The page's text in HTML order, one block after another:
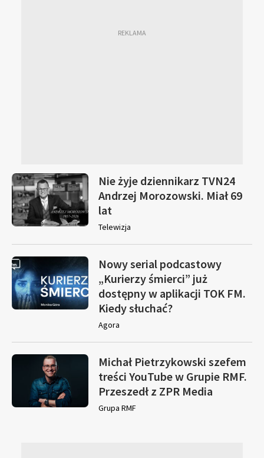
Nie żyje dziennikarz TVN24
Andrzej Morozowski. Miał 69
lat
Telewizja
Nowy serial podcastowy
„Kurierzy śmierci” już
dostępny w aplikacji TOK FM.
Kiedy słuchać?
Agora
Michał Pietrzykowski szefem
treści YouTube w Grupie RMF.
Przeszedł z ZPR Media
Grupa RMF